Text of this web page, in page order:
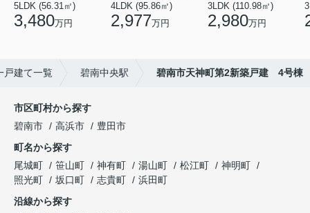
5LDK (56.31㎡)
3,480万円
4LDK (95.86㎡)
2,977万円
3LDK (110.98㎡)
2,980万円
戸建て一覧 碧南中央駅 碧南市天神町第2新築戸建 4号棟
市区町村から探す
碧南市
高浜市
豊田市
町名から探す
尾城町
笹山町 神有町 湯山町 松江町
神明町
照光町
坂口町 志貴町
浜田町
沿線から探す